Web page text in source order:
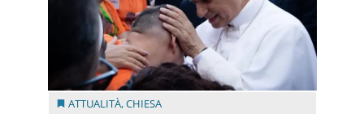
ATTUALITÀ,CHIESA